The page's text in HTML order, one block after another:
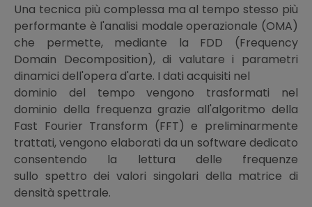
Una tecnica più complessa ma al tempo stesso più
performante è l'analisi modale operazionale (OMA)
che permette, mediante la FDD (Frequency
Domain Decomposition), di valutare i parametri
dinamici dell'opera d'arte. I dati acquisiti nel
dominio del tempo vengono trasformati nel
dominio della frequenza grazie all'algoritmo della
Fast Fourier Transform (FFT) e preliminarmente
trattati, vengono elaborati da un software dedicato
consentendo la lettura delle frequenze
sullo spettro dei valori singolari della matrice di
densità spettrale.